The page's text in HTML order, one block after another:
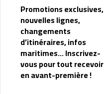
Promotions exclusives,
nouvelles lignes,
changements
d’itinéraires, infos
maritimes... Inscrivez-
vous pour tout recevoir
en avant-première !